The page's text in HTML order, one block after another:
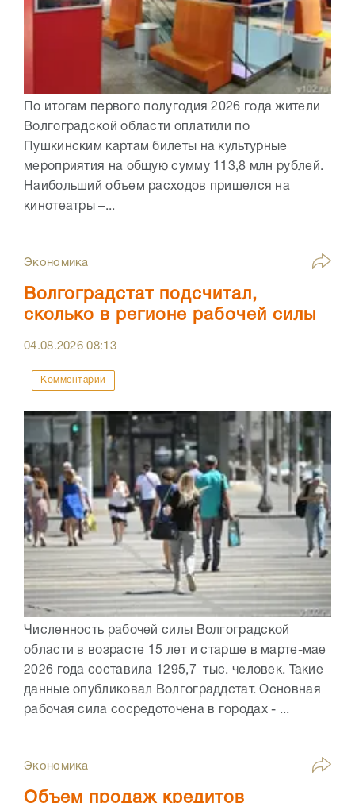
По итогам первого полугодия 2026 года жители
Волгоградской области оплатили по
Пушкинским картам билеты на культурные
мероприятия на общую сумму 113,8 млн рублей.
Наибольший объем расходов пришелся на
кинотеатры –...
Экономика
Волгоградстат подсчитал,
сколько в регионе рабочей силы
04.08.202608:13
Комментарии
Численность рабочей силы Волгоградской
области в возрасте 15 лет и старше в марте-мае
2026 года составила 1295,7 тыс. человек. Такие
данные опубликовал Волгограддстат. Основная
рабочая сила сосредоточена в городах - ...
Экономика
Объем продаж кредитов